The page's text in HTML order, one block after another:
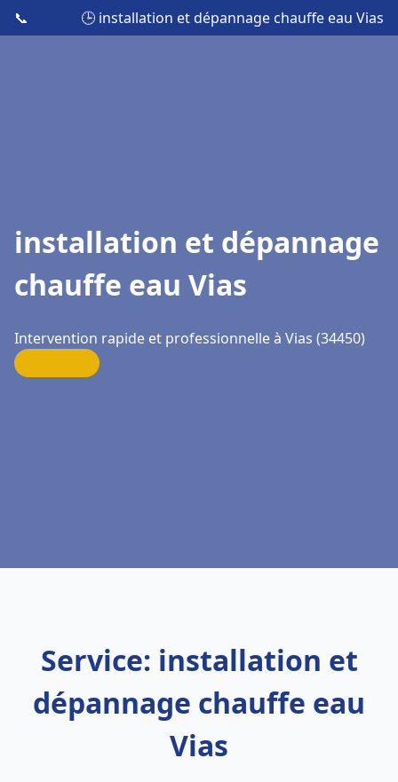
📞 🕒 installation et dépannage chauffe eau Vias
installation et dépannage
chauffe eau Vias
Intervention rapide et professionnelle à Vias (34450)
Service: installation et
dépannage chauffe eau
Vias